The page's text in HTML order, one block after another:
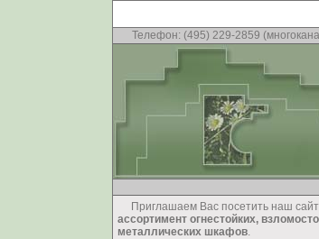
Телефон: (495) 229-
Приглашаем Вас посетить наш сайт
ассортимент огнестойких,
металлических шкафов.